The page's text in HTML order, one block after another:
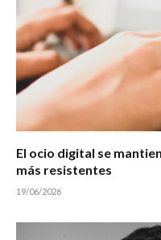
El ocio digital se
más resistentes
19/06/2026